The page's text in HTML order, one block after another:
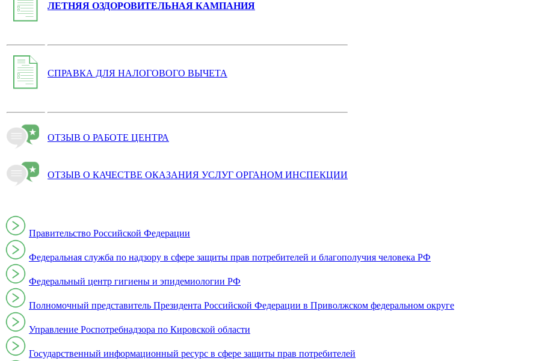
ЛЕТНЯЯ ОЗДОРОВИТЕЛЬНАЯ КАМПАНИЯ
СПРАВКА ДЛЯ НАЛОГОВОГО ВЫЧЕТА
ОТЗЫВ О РАБОТЕ ЦЕНТРА
ОТЗЫВ О КАЧЕСТВЕ ОКАЗАНИЯ УСЛУГ ОРГАНОМ ИНСПЕКЦИИ
Правительство Российской Федерации
Федеральная служба по надзору в сфере защиты прав потребителей и благополучия человека РФ
Федеральный центр гигиены и эпидемиологии РФ
Полномочный представитель Президента Российской Федерации в Приволжском федеральном округе
Управление Роспотребнадзора по Кировской области
Государственный информационный ресурс в сфере защиты прав потребителей